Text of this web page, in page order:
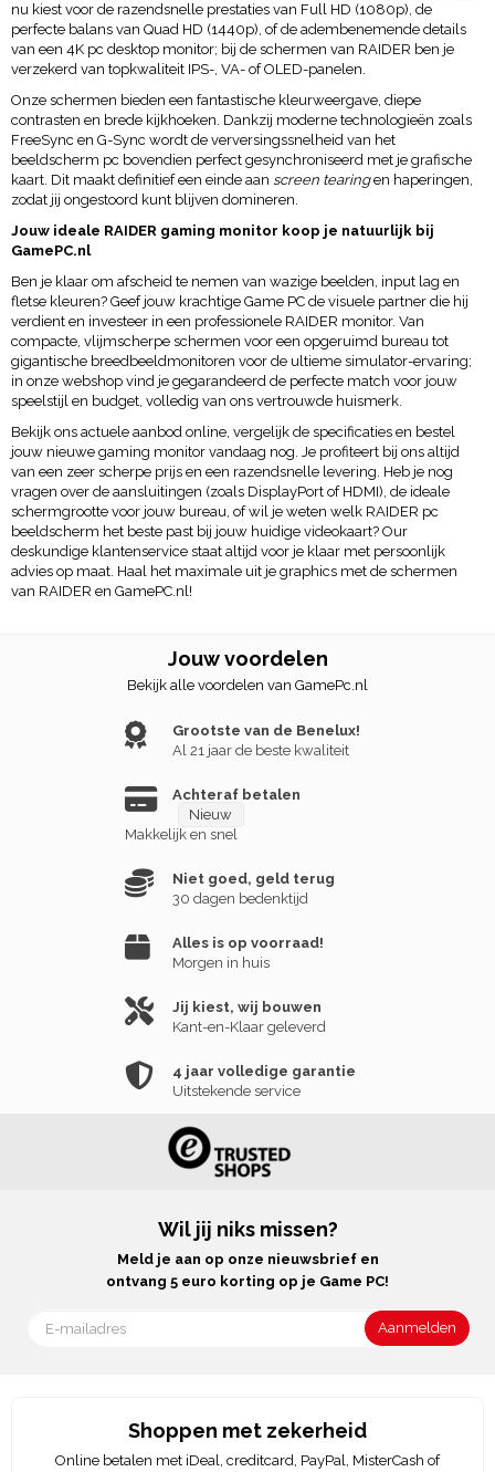
nu kiest voor de razendsnelle prestaties van Full HD (1080p), de
perfecte balans van Quad HD (1440p), of de adembenemende details
van een 4K pc desktop monitor; bij de schermen van RAIDER ben je
verzekerd van topkwaliteit IPS-, VA- of OLED-panelen.
Onze schermen bieden een fantastische kleurweergave, diepe
contrasten en brede kijkhoeken. Dankzij moderne technologieën zoals
FreeSync en G-Sync wordt de verversingssnelheid van het
beeldscherm pc bovendien perfect gesynchroniseerd met je grafische
kaart. Dit maakt definitief een einde aan screen tearingen haperingen,
zodat jij ongestoord kunt blijven domineren.
Jouw ideale RAIDER gaming monitor koop je natuurlijk bij
GamePC.nl
Ben je klaar om afscheid te nemen van wazige beelden, input lag en
fletse kleuren? Geef jouw krachtige Game PC de visuele partner die hij
verdient en investeer in een professionele RAIDER monitor. Van
compacte, vlijmscherpe schermen voor een opgeruimd bureau tot
gigantische breedbeeldmonitoren voor de ultieme simulator-ervaring;
in onze webshop vind je gegarandeerd de perfecte match voor jouw
speelstijl en budget, volledig van ons vertrouwde huismerk.
Bekijk ons actuele aanbod online, vergelijk de specificaties en bestel
jouw nieuwe gaming monitor vandaag nog. Je profiteert bij ons altijd
van een zeer scherpe prijs en een razendsnelle levering. Heb je nog
vragen over de aansluitingen (zoals DisplayPort of HDMI), de ideale
schermgrootte voor jouw bureau, of wil je weten welk RAIDER pc
beeldscherm het beste past bij jouw huidige videokaart? Our
deskundige klantenservice staat altijd voor je klaar met persoonlijk
advies op maat. Haal het maximale uit je graphics met de schermen
van RAIDER en GamePC.nl!
Jouw voordelen
Bekijk alle voordelen van GamePc.nl
Grootste van de Benelux!
Al 21 jaar de beste kwaliteit
Achteraf betalen
Nieuw
Makkelijk en snel
Niet goed, geld terug
30 dagen bedenktijd
Alles is op voorraad!
Morgen in huis
Jij kiest, wij bouwen
Kant-en-Klaar geleverd
4 jaar volledige garantie
Uitstekende service
Wil jij niks missen?
Meld je aan op onze nieuwsbrief en
ontvang 5 euro korting op je Game PC!
Shoppen met zekerheid
Online betalen met iDeal, creditcard, PayPal, MisterCash of